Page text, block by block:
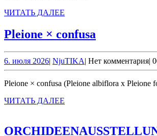
ЧИТАТЬ ДАЛЕЕ
Pleione × confusa
confusa
6. июля 20266.
июля
2026
| NjuTIKANjuTIKA
| Нет комментария|
Pleione × confusa (Pleione albiflora x Pleione
ЧИТАТЬ ДАЛЕЕ